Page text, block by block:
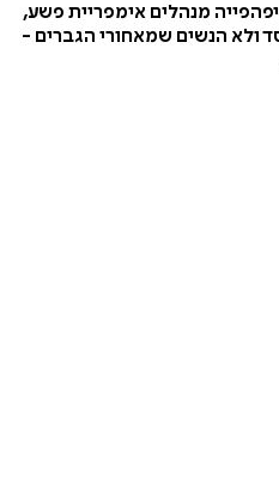
מנהלים אימפריית פשע,
הנשים שמאחורי הגברים -